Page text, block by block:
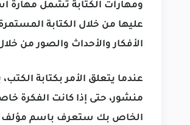
ومهارات الكتابة تشمل مهارة
عليها من خلال الكتابة
الأفكار والأحداث والصور من